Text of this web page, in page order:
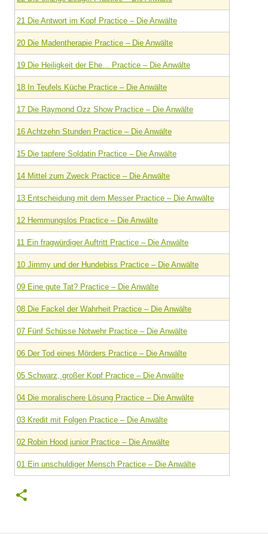
21 Die Antwort im Kopf Practice – Die Anwälte
20 Die Madentherapie Practice – Die Anwälte
19 Die Heiligkeit der Ehe... Practice – Die Anwälte
18 In Teufels Küche Practice – Die Anwälte
17 Die Raymond Ozz Show Practice – Die Anwälte
16 Achtzehn Stunden Practice – Die Anwälte
15 Die tapfere Soldatin Practice – Die Anwälte
14 Mittel zum Zweck Practice – Die Anwälte
13 Entscheidung mit dem Messer Practice – Die Anwälte
12 Hemmungslos Practice – Die Anwälte
11 Ein fragwürdiger Auftritt Practice – Die Anwälte
10 Jimmy und der Hundebiss Practice – Die Anwälte
09 Eine gute Tat? Practice – Die Anwälte
08 Die Fackel der Wahrheit Practice – Die Anwälte
07 Fünf Schüsse Notwehr Practice – Die Anwälte
06 Der Tod eines Mörders Practice – Die Anwälte
05 Schwarz, großer Kopf Practice – Die Anwälte
04 Die moralischere Lösung Practice – Die Anwälte
03 Kredit mit Folgen Practice – Die Anwälte
02 Robin Hood junior Practice – Die Anwälte
01 Ein unschuldiger Mensch Practice – Die Anwälte